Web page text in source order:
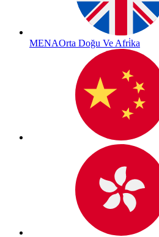
MENAOrta Doğu Ve Afri̇ka